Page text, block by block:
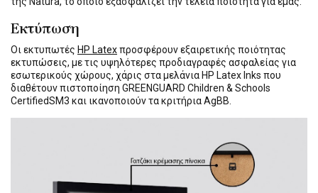
Εκτύπωση
Οι εκτυπωτές HP Latexπροσφέρουν εξαιρετικής ποιότητας
εκτυπώσεις, με τις υψηλότερες προδιαγραφές ασφαλείας για
εσωτερικούς χώρους, χάρις στα μελάνια HP Latex Inks που
διαθέτουν πιστοποίηση GREENGUARD Children & Schools
CertifiedSM3 και ικανοποιούν τα κριτήρια AgBB.